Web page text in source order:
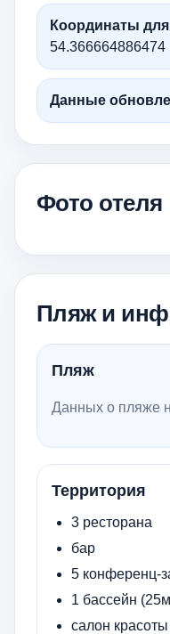
Координаты
54.366664886474
Данные
Фото отеля
Пляж и
Пляж
Данных о пляже
Территория
3 ресторана
бар
5 конференц-
1 бассейн
салон красоты